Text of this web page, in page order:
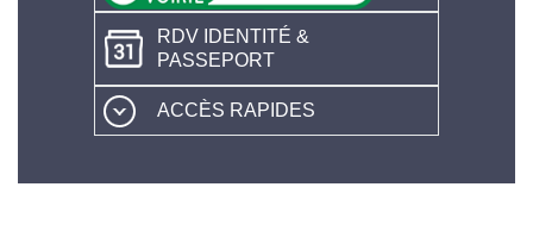
RDV IDENTITÉ &
PASSEPORT
ACCÈS RAPIDES